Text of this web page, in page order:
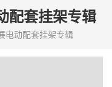
配套挂架专辑
电动配套挂架专辑